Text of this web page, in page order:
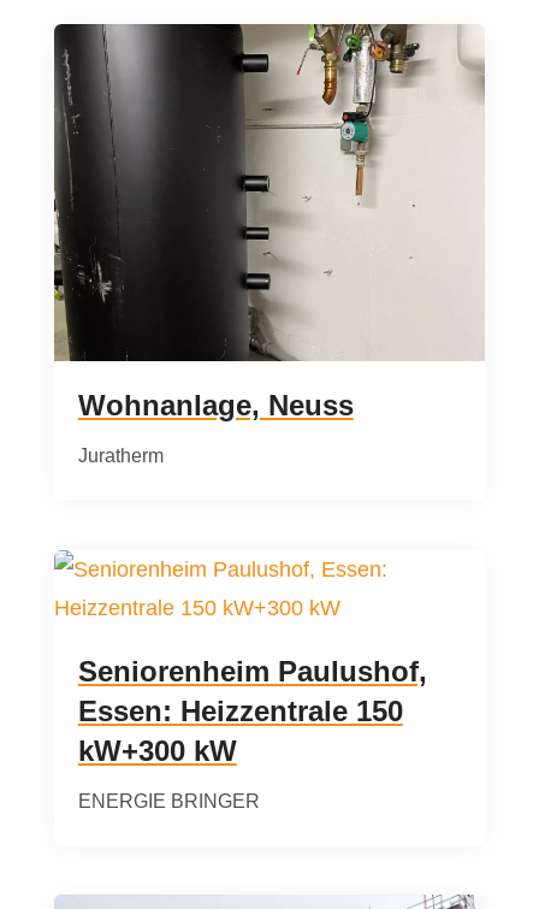
Wohnanlage, Neuss
Juratherm
Seniorenheim Paulushof,
Essen: Heizzentrale 150
kW+300 kW
ENERGIE BRINGER